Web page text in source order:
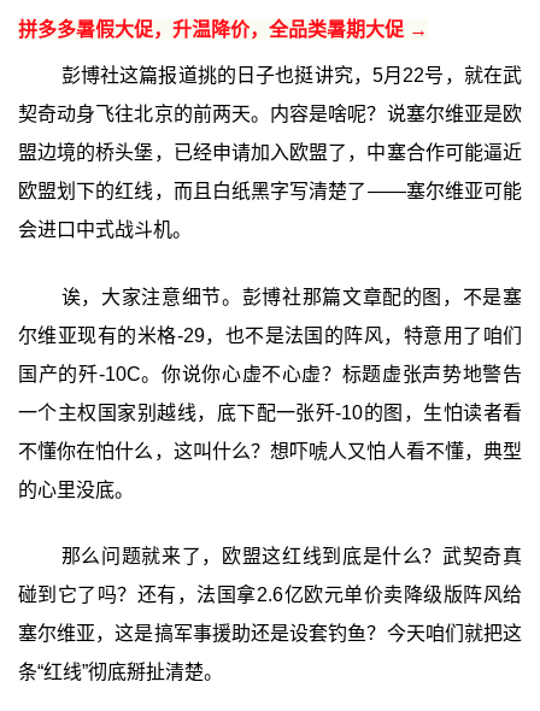
拼多多暑假大促，升温降价，全品类暑期大促 →
彭博社这篇报道挑的日子也挺讲究，5月22号，就在武
契奇动身飞往北京的前两天。内容是啥呢？说塞尔维亚是欧
盟边境的桥头堡，已经申请加入欧盟了，中塞合作可能逼近
欧盟划下的红线，而且白纸黑字写清楚了——塞尔维亚可能
会进口中式战斗机。
诶，大家注意细节。彭博社那篇文章配的图，不是塞
尔维亚现有的米格-29，也不是法国的阵风，特意用了咱们
国产的歼-10C。你说你心虚不心虚？标题虚张声势地警告
一个主权国家别越线，底下配一张歼-10的图，生怕读者看
不懂你在怕什么，这叫什么？想吓唬人又怕人看不懂，典型
的心里没底。
那么问题就来了，欧盟这红线到底是什么？武契奇真
碰到它了吗？还有，法国拿2.6亿欧元单价卖降级版阵风给
塞尔维亚，这是搞军事援助还是设套钓鱼？今天咱们就把这
条“红线”彻底掰扯清楚。